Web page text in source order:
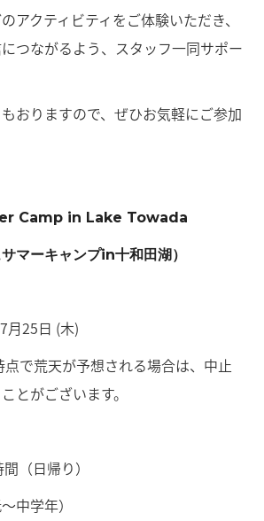
アクティビティをご体験いただき、
つながるよう、スタッフ一同サポー
おりますので、ぜひお気軽にご参加
Camp in Lake Towada
マーキャンプin十和田湖）
月25日 (木)
で荒天が予想される場合は、中止
とがございます。
（日帰り）
中学年）